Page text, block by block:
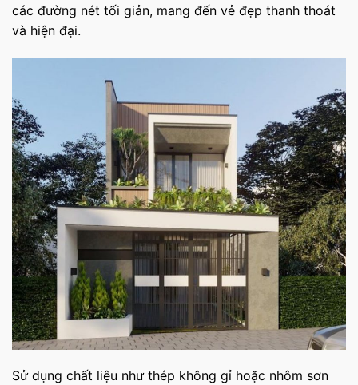
các đường nét tối giản, mang đến vẻ đẹp thanh thoát
và hiện đại.
Sử dụng chất liệu như thép không gỉ hoặc nhôm sơn